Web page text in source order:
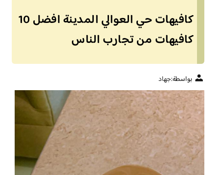
كافيهات حي العوالي المدينة افضل 10
كافيهات من تجارب الناس
بواسطة:جهاد